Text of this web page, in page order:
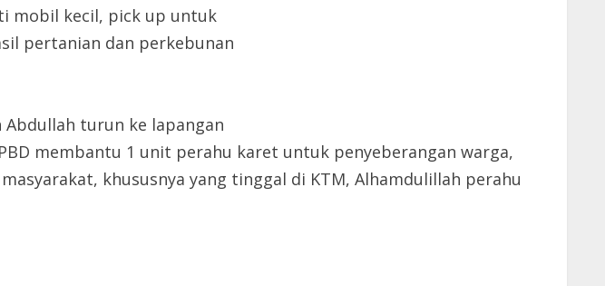
mobil kecil, pick up untuk
pertanian dan perkebunan
turun ke lapangan
membantu 1 unit perahu karet untuk penyeberangan warga,
khususnya yang tinggal di KTM, Alhamdulillah perahu